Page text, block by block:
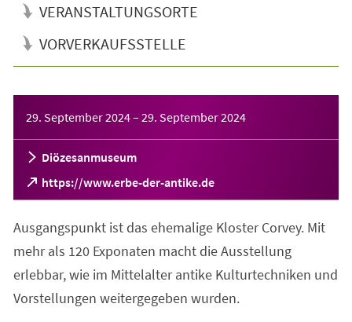
VERANSTALTUNGSORTE
VORVERKAUFSSTELLE
29. September 2024– 29. September 2024
Diözesanmuseum
https://www.erbe-der-antike.de
(Öffnet
in
neuen
Tab)
Ausgangspunkt ist das ehemalige Kloster Corvey. Mit
mehr als 120 Exponaten macht die Ausstellung
erlebbar, wie im Mittelalter antike Kulturtechniken und
Vorstellungen weitergegeben wurden.